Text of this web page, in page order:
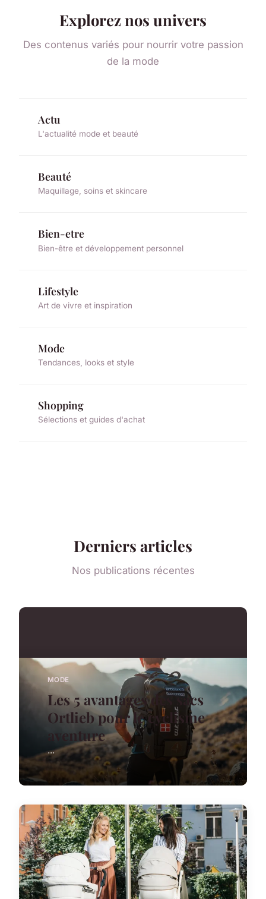
Explorez nos univers
Des contenus variés pour nourrir votre passion
de la mode
Actu
L'actualité mode et beauté
Beauté
Maquillage, soins et skincare
Bien-etre
Bien-être et développement personnel
Lifestyle
Art de vivre et inspiration
Mode
Tendances, looks et style
Shopping
Sélections et guides d'achat
Derniers articles
Nos publications récentes
MODE
Les 5 avantages des sacs
Ortlieb pour le cyclisme
aventure
...